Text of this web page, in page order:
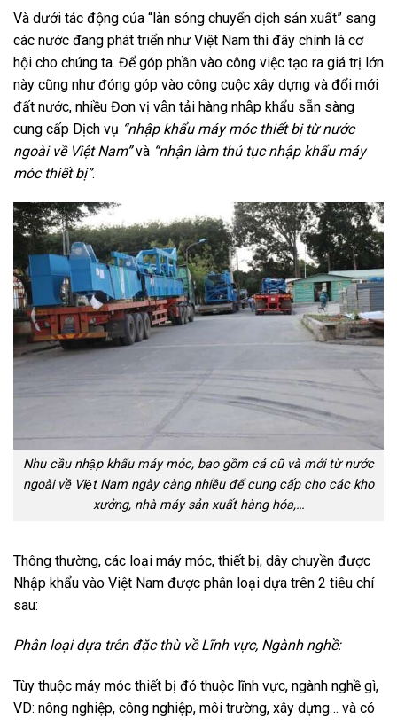
Và dưới tác động của “làn sóng chuyển dịch sản xuất” sang
các nước đang phát triển như Việt Nam thì đây chính là cơ
hội cho chúng ta. Để góp phần vào công việc tạo ra giá trị lớn
này cũng như đóng góp vào công cuộc xây dựng và đổi mới
đất nước, nhiều Đơn vị vận tải hàng nhập khẩu sẵn sàng
cung cấp Dịch vụ “nhập khẩu máy móc thiết bị từ nước
ngoài về Việt Nam”và “nhận làm thủ tục nhập khẩu máy
móc thiết bị”.
Nhu cầu nhập khẩu máy móc, bao gồm cả cũ và mới từ nước
ngoài về Việt Nam ngày càng nhiều để cung cấp cho các kho
xưởng, nhà máy sản xuất hàng hóa,…
Thông thường, các loại máy móc, thiết bị, dây chuyền được
Nhập khẩu vào Việt Nam được phân loại dựa trên 2 tiêu chí
sau:
Phân loại dựa trên đặc thù về Lĩnh vực, Ngành nghề:
Tùy thuộc máy móc thiết bị đó thuộc lĩnh vực, ngành nghề gì,
VD: nông nghiệp, công nghiệp, môi trường, xây dựng… và có